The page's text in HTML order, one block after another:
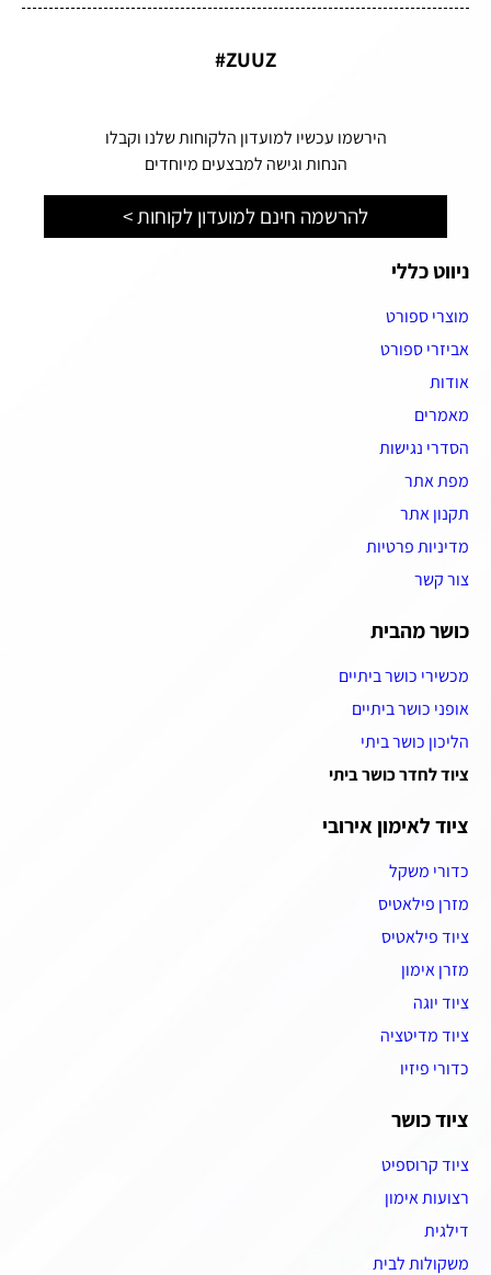
ZUUZ#
הירשמו עכשיו למועדון הלקוחות שלנו וקבלו
הנחות וגישה למבצעים מיוחדים
להרשמה חינם למועדון לקוחות >
ניווט כללי
מוצרי ספורט
אביזרי ספורט
אודות
מאמרים
הסדרי נגישות
מפת אתר
תקנון אתר
מדיניות פרטיות
צור קשר
כושר מהבית
מכשירי כושר ביתיים
אופני כושר ביתיים
הליכון כושר ביתי
ציוד לחדר כושר ביתי
ציוד לאימון אירובי
כדורי משקל
מזרן פילאטיס
ציוד פילאטיס
מזרן אימון
ציוד יוגה
ציוד מדיטציה
כדורי פיזיו
ציוד כושר
ציוד קרוספיט
רצועות אימון
דילגית
משקולות לבית